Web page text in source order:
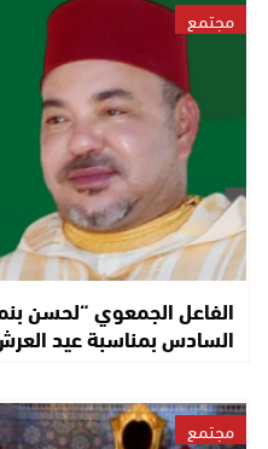
مجتمع
الفاعل الجمعوي “لحسن
السادس بمناسبة عيد
مجتمع